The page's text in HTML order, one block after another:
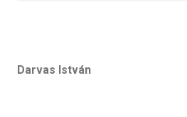
Darvas István